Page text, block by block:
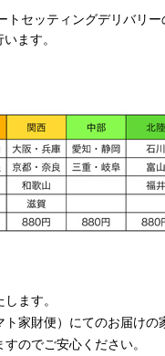
セッティングデリバリ
ます。
ます。
ト家財便） にてのお届けの
のでご安心ください。